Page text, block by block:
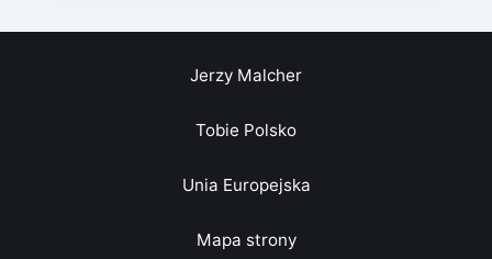
Jerzy Malcher
Tobie Polsko
Unia Europejska
Mapa strony